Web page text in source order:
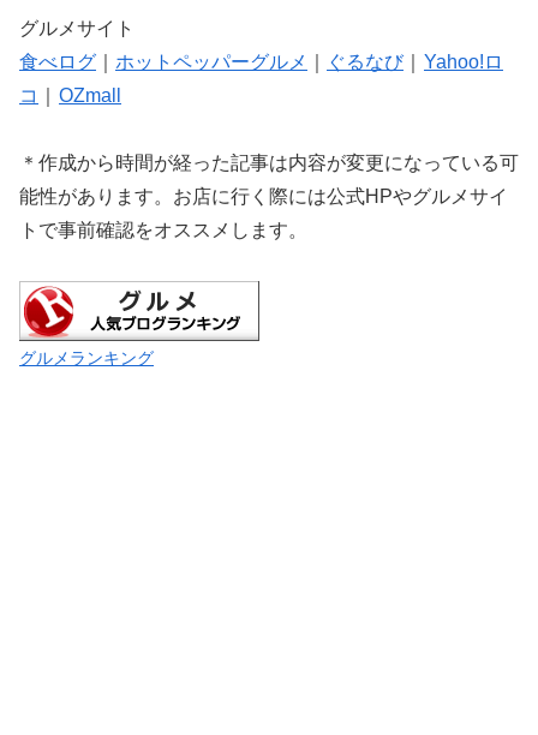
グルメサイト
食べログ
ホットペッパーグルメ ぐるなび｜ Yahoo!ロ
コ
OZmall
＊作成から時間が経った記事は内容が変更になっている可
能性があります。お店に行く際には公式HPやグルメサイ
トで事前確認をオススメします。
グルメランキング